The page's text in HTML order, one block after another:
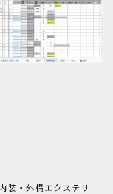
装・外構エクステリ